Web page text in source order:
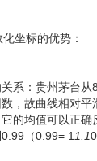
坐标的优势：
系：贵州茅台
，故曲线相对平
的均值可以正
（0.99= 1 1.1